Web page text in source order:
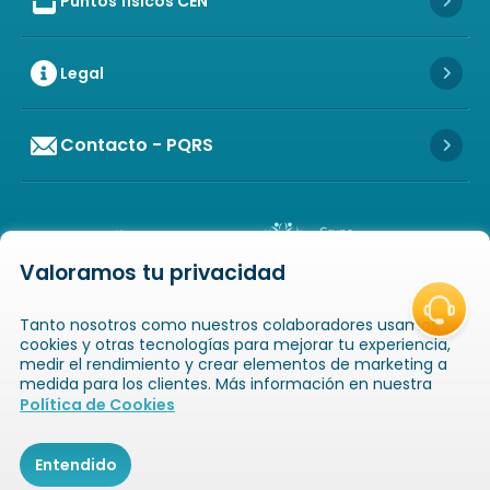
Icon of store Icon
Legal Icon
Contacto - PQRS Icon
LOS DERECHOS RESERVADOS
NIT: 811025289-1 / CRA. 52 # 20-124, GUAYABAL,
MEDELLÍN, ANTIOQUIA
Inicio Icon of book-open Icon of
$78.800
Valoramos tu privacidad
Tanto nosotros como nuestros colaboradores usamos
cookies y otras tecnologías para mejorar tu experiencia,
medir el rendimiento y crear elementos de marketing a
medida para los clientes. Más información en nuestra
Política de Cookies
Entendido